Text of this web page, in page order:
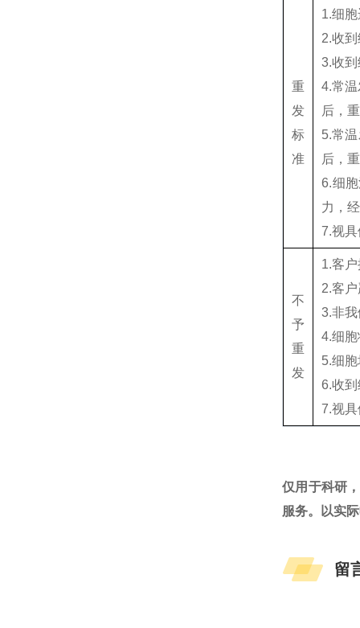
重
发
标
准
1.细
2.收
3.收
4.常
后，
5.常
后，
6.细
力，
7.视
不
予
重
发
1.客
2.客
3.非
4.细
5.细
6.收
7.视
仅用于科研
服务。以实
留